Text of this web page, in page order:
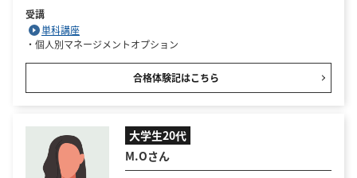
受講
単科講座
・個人別マネージメントオプション
合格体験記はこちら
大学生20代
M.Oさん